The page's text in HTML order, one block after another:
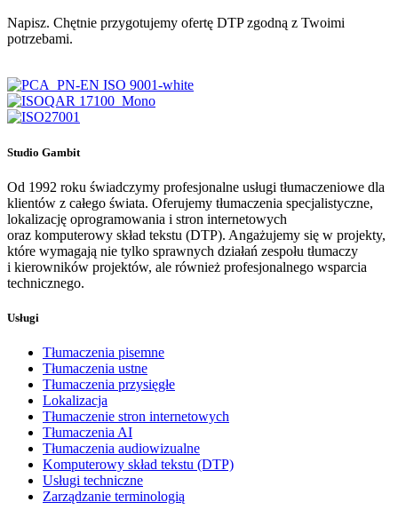
Napisz. Chętnie przygotujemy ofertę DTP zgodną z Twoimi
potrzebami.
Studio Gambit
Od 1992 roku świadczymy profesjonalne usługi tłumaczeniowe dla
klientów z całego świata. Oferujemy tłumaczenia specjalistyczne,
lokalizację oprogramowania i stron internetowych
oraz komputerowy skład tekstu (DTP). Angażujemy się w projekty,
które wymagają nie tylko sprawnych działań zespołu tłumaczy
i kierowników projektów, ale również profesjonalnego wsparcia
technicznego.
Usługi
Tłumaczenia pisemne
Tłumaczenia ustne
Tłumaczenia przysięgłe
Lokalizacja
Tłumaczenie stron internetowych
Tłumaczenia AI
Tłumaczenia audiowizualne
Komputerowy skład tekstu (DTP)
Usługi techniczne
Zarządzanie terminologią